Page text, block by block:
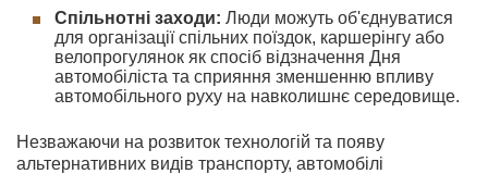
Спільнотні заходи: Люди можуть об'єднуватися
для організації спільних поїздок, каршерінгу або
велопрогулянок як спосіб відзначення Дня
автомобіліста та сприяння зменшенню впливу
автомобільного руху на навколишнє середовище.
Незважаючи на розвиток технологій та появу
альтернативних видів транспорту, автомобілі